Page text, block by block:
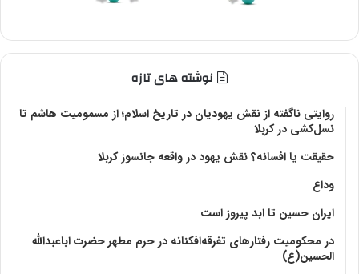
نوشته های تازه
روایتی ناگفته از نقش یهودیان در تاریخ اسلام؛ از مسمومیت هاشم تا
نسل‌کشی در کربلا
حقیقت یا افسانه؟‌ نقش یهود در واقعه جانسوز کربلا
وداع
ایران حسین تا ابد پیروز است
در محکومیت رفتارهای تفرقه‌افکنانه در حرم مطهر حضرت اباعبدالله
الحسین(ع)